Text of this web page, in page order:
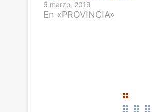
6 marzo, 2019
En «PROVINCIA»